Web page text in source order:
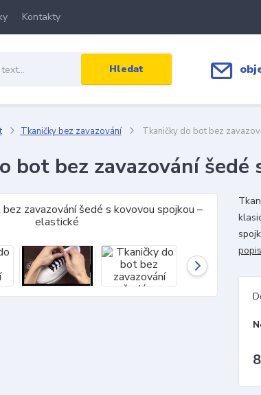
Kontakty
Hledat
Tkaničky bez zavazování Tkaničky do bot bez
bot bez zavazování
popis